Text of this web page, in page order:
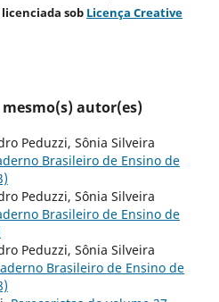
licenciada sob Licença Creative
autor(es)
Peduzzi, Sônia Silveira
Brasileiro de Ensino de
Peduzzi, Sônia Silveira
Brasileiro de Ensino de
Peduzzi, Sônia Silveira
Brasileiro de Ensino de